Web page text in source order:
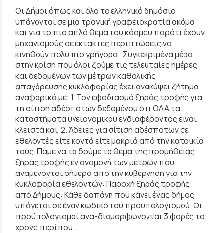
Οι Δήμοι όπως και όλο το ελληνικό δημόσιο
υπάγονται σε μια τραγική γραφειοκρατία ακόμα
και για το πιο απλό θέμα του κόσμου παρότι έχουν
μηχανισμούς σε έκτακτες περιπτώσεις να
κινηθούν πολύ πιο γρήγορα. Συγκεκριμένα μέσα
στην κρίση που όλοι ζούμε τις τελευταίες ημέρες
και δεδομένων των μέτρων καθολικής
απαγόρευσης κυκλοφορίας έχει ανακύψει ζήτημα
αναφορικά με: 1. Τον εφοδιασμό ξηράς τροφής για
τη σίτιση αδέσποτων δεδομένου ότι ΟΛΑ τα
καταστήματα υγειονομικού ενδιαφέροντος είναι
κλειστά και 2. Άδειες για σίτιση αδέσποτων σε
εθελοντές είτε κοντά είτε μακριά από την κατοικία
τους. Πάμε να τα δούμε το θέμα της προμήθειας
ξηράς τροφής εν αναμονή των μέτρων που
αναμένονται σήμερα από την κυβέρνηση για την
κυκλοφορία εθελοντών: Παροχή ξηράς τροφής
από Δήμους: Κάθε δαπάνη που κάνει ένας δήμος
υπάγεται σε έναν κωδικό του προϋπολογισμού. Οι
προϋπολογισμοί ανα-διαμορφώνονται 3 φορές το
χρόνο περίπου...